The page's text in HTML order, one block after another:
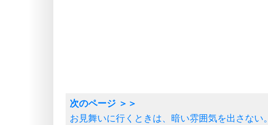
お見舞いに行くときは、暗い雰囲気を出さない。